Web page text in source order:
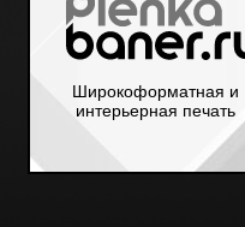
Широкоформатная и
интерьерная печать